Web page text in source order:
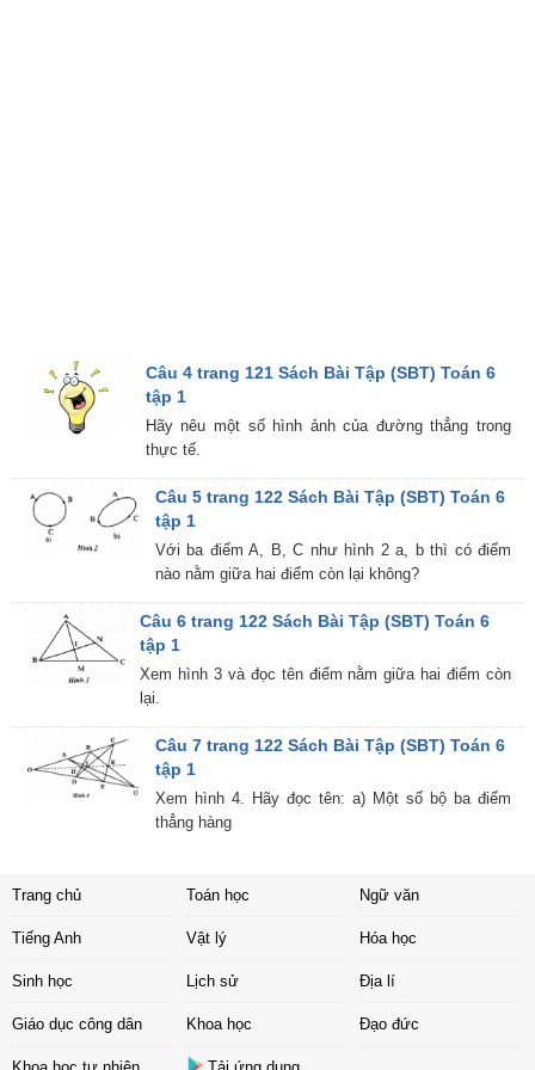
Câu 4 trang 121 Sách Bài Tập (SBT) Toán 6
tập 1
Hãy nêu một số hình ảnh của đường thẳng trong
thực tế.
Câu 5 trang 122 Sách Bài Tập (SBT) Toán 6
tập 1
Với ba điểm A, B, C như hình 2 a, b thì có điểm
nào nằm giữa hai điểm còn lại không?
Câu 6 trang 122 Sách Bài Tập (SBT) Toán 6
tập 1
Xem hình 3 và đọc tên điểm nằm giữa hai điểm còn
lại.
Câu 7 trang 122 Sách Bài Tập (SBT) Toán 6
tập 1
Xem hình 4. Hãy đọc tên: a) Một số bộ ba điểm
thẳng hàng
Trang chủ Toán học Ngữ văn
Tiếng Anh Vật lý Hóa học
Sinh học Lịch sử Địa lí
Giáo dục công dân Khoa học Đạo đức